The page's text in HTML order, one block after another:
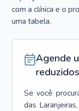
com a clínica e o
uma tabela.
Agende
reduzidos
Se você
das Laranjeiras